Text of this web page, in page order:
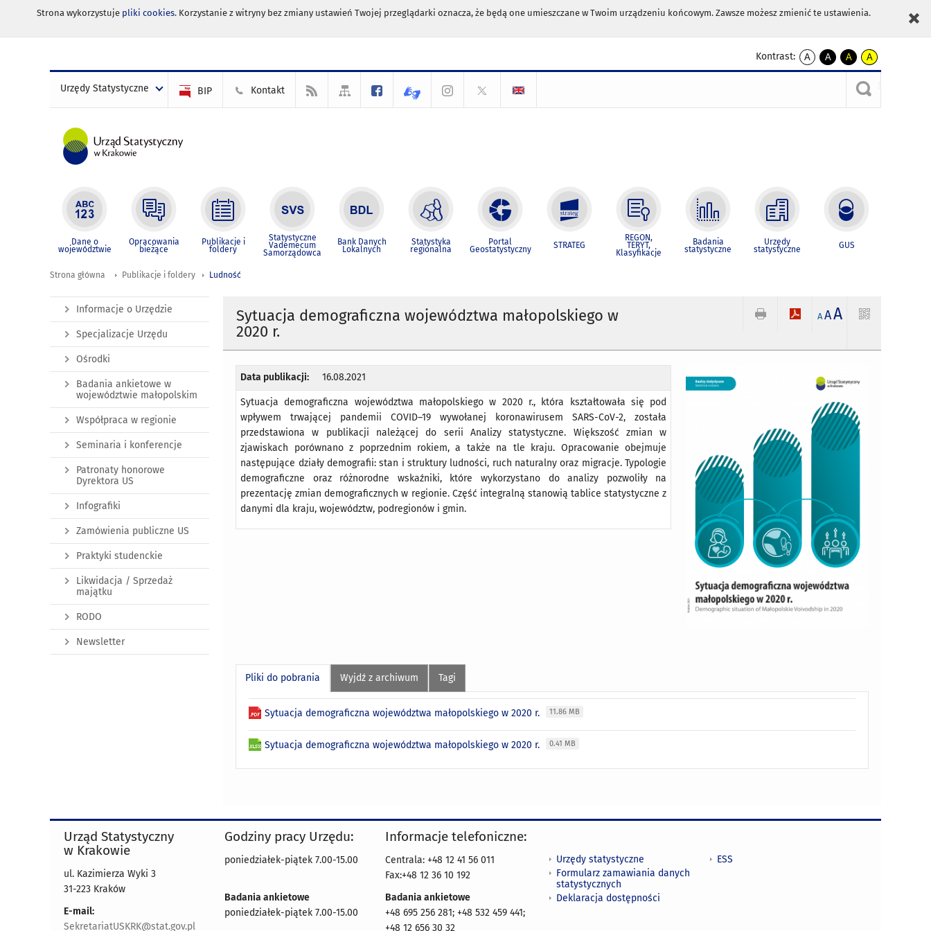
Strona wykorzystuje pliki cookies. Korzystanie z witryny bez zmiany ustawień Twojej przeglądarki oznacza, że będą one umieszczane w Twoim urządzeniu końcowym. Zawsze możesz zmienić te ustawienia.
Kontrast:
A
kontrast
A
kontrast
czarnym
A
kontrast
żółty
tekst
czarnym
A
kontrast
czarny
tekst
żółtym
Urzędy Statystyczne BIP Kontakt
Dane o
województwie
Opracowania
bieżące
Publikacje i
foldery
Statystyczne
Vademecum
Samorządowca
Bank Danych
Lokalnych
Statystyka
regionalna
Portal
Geostatystyczny STRATEG
REGON,
TERYT,
Klasyfikacje
Badania
statystyczne
Urzędy
statystyczne GUS
Strona główna Publikacje i foldery Ludność
Sytuacja demograficzna województwa małopolskiego w
2020 r.
A AA
Data publikacji: 16.08.2021
Sytuacja demograficzna województwa małopolskiego w 2020 r., która kształtowała się pod
wpływem trwającej pandemii COVID–19 wywołanej koronawirusem SARS-CoV-2, została
przedstawiona w publikacji należącej do serii Analizy statystyczne. Większość zmian w
zjawiskach porównano z poprzednim rokiem, a także na tle kraju. Opracowanie obejmuje
następujące działy demografii: stan i struktury ludności, ruch naturalny oraz migracje. Typologie
demograficzne oraz różnorodne wskaźniki, które wykorzystano do analizy pozwoliły na
prezentację zmian demograficznych w regionie. Część integralną stanowią tablice statystyczne z
danymi dla kraju, województw, podregionów i gmin.
Pliki do pobrania Wyjdź z archiwum Tagi
Sytuacja demograficzna województwa małopolskiego w 2020 r. 11.86 MB
Sytuacja demograficzna województwa małopolskiego w 2020 r. 0.41 MB
Informacje o Urzędzie
Specjalizacje Urzędu
Ośrodki
Badania ankietowe w
województwie małopolskim
Współpraca w regionie
Seminaria i konferencje
Patronaty honorowe
Dyrektora US
Infografiki
Zamówienia publiczne US
Praktyki studenckie
Likwidacja / Sprzedaż
majątku
RODO
Newsletter
Urząd Statystyczny
w Krakowie
ul. Kazimierza Wyki 3
31-223 Kraków
E-mail:
SekretariatUSKRK@stat.gov.pl
Godziny pracy Urzędu:
poniedziałek-piątek 7.00-15.00
Badania ankietowe
poniedziałek-piątek 7.00-15.00
Informacje telefoniczne:
Centrala: +48 12 41 56 011
Fax:+48 12 36 10 192
Badania ankietowe
+48 695 256 281; +48 532 459 441;
+48 12 656 30 32
Urzędy statystyczne
Formularz zamawiania danych
statystycznych
Deklaracja dostępności
ESS